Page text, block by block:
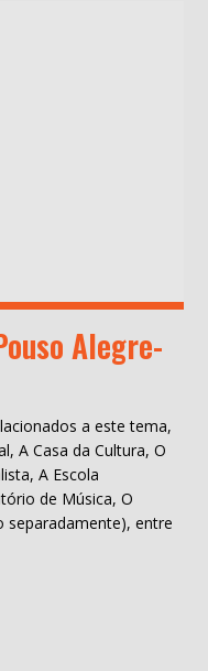
Alegre-
a este tema,
A Casa da Cultura, O
A Escola
de Música, O
separadamente), entre